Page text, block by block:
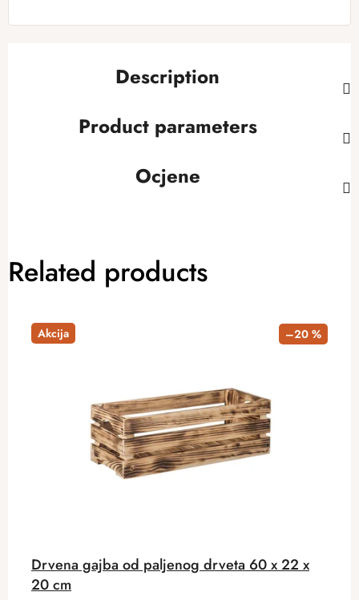
Description
Product parameters
Ocjene
Related products
Akcija –20 %
Drvena gajba od paljenog drveta 60 x 22 x
20 cm